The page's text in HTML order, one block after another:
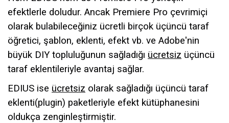
efektlerle doludur. Ancak Premiere Pro çevrimiçi
olarak bulabileceğiniz ücretli birçok üçüncü taraf
öğretici, şablon, eklenti, efekt vb. ve Adobe'nin
büyük DIY topluluğunun sağladığı ücretsiz üçüncü
taraf eklentileriyle avantaj sağlar.
EDIUS ise ücretsiz olarak sağladığı üçüncü taraf
eklenti(plugin) paketleriyle efekt kütüphanesini
oldukça zenginleştirmiştir.